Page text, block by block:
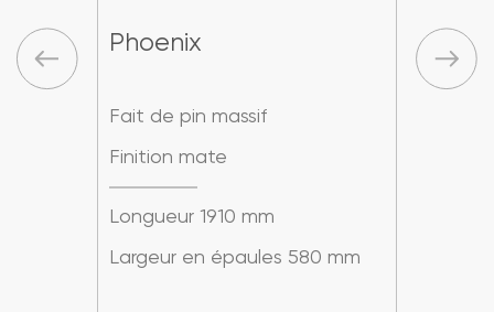
Phoenix
Fait de pin massif
Finition mate
Longueur 1910 mm
Largeur en épaules 580 mm